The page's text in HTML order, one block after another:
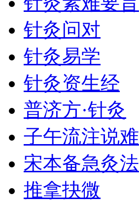
针灸问对
针灸易学
针灸资生经
普济方·针灸
子午流注说难
宋本备急灸法
推拿抉微